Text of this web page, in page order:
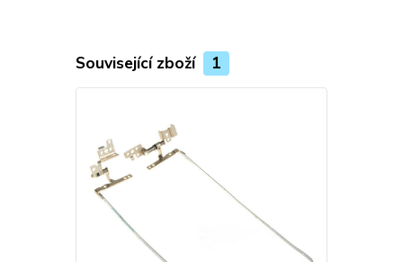
Související zboží 1